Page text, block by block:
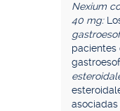
Nexium
40 mg:
pacientes